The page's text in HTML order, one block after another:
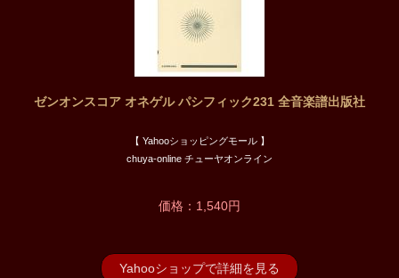
ゼンオンスコア オネゲル パシフィック231 全音楽譜出版社
【 Yahooショッピングモール 】
chuya-online チューヤオンライン
価格：1,540円
Yahooショップで詳細を見る